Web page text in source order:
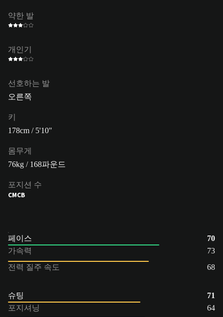
약한 발
개인기
선호하는 발
오른쪽
키
178cm / 5'10"
몸무게
76kg / 168파운드
포지션 수
CMCB
페이스
70
가속력
73
전력 질주 속도
68
슈팅
71
포지셔닝
64